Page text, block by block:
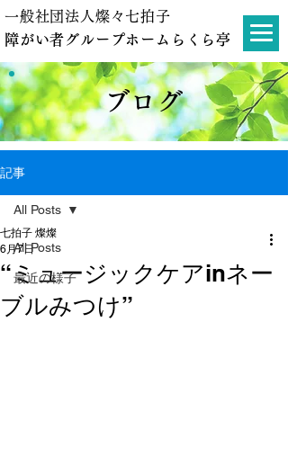
一般社団法人燦々七拍子
障がい者グループホームらくら亭
ブログ
記事
All Posts
最近の様子
All Posts
“ミュージックケアinネー
ブルみつけ”
七拍子 燦燦
6月7日